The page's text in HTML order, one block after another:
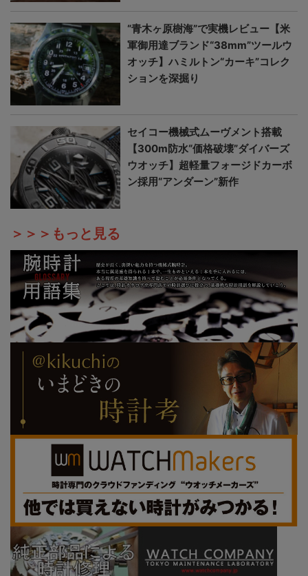
“青木ヶ原樹海”で実機レビュー【米
軍御用達ブランド“38mm”ツールウ
オッチ】ハミルトン“カーキ”コレク
ションを深掘り
セイコー機械式ムーヴメント搭載
【300m防水“価格破壊”ダイバーズ
ウオッチ】超軽量フォージドカーボ
ン採用“アンダーン”新作
＞＞＞もっと見る